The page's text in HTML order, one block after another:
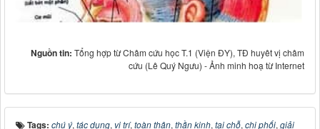
Nguồn tin: Tổng hợp từ Châm cứu học T.1 (Viện ĐY), TĐ huyêt vị châm
cứu (Lê Quý Ngưu) - Ảnh minh hoạ từ Internet
Tags: chú ý, tác dụng, vị trí, toàn thân, thần kinh, tại chỗ, chi phối, giải